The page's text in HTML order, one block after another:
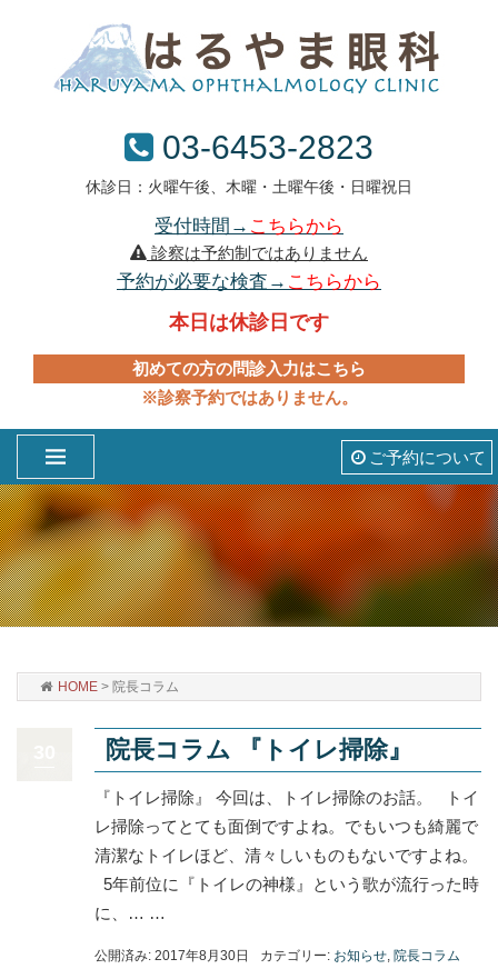
03-6453-2823
休診日：火曜午後、木曜・土曜午後・日曜祝日
受付時間→ こちらから
診察は予約制ではありません
予約が必要な検査→ こちらから
本日は休診日です
初めての方の問診入力はこちら
※診察予約ではありません。
ご予約について
HOME > 院長コラム
院長コラム 『トイレ掃除』
『トイレ掃除』 今回は、トイレ掃除のお話。 トイ
レ掃除ってとても面倒ですよね。でもいつも綺麗で
清潔なトイレほど、清々しいものもないですよね。
5年前位に『トイレの神様』という歌が流行った時
に、… …
公開済み: 2017年8月30日 カテゴリー: お知らせ, 院長コラム